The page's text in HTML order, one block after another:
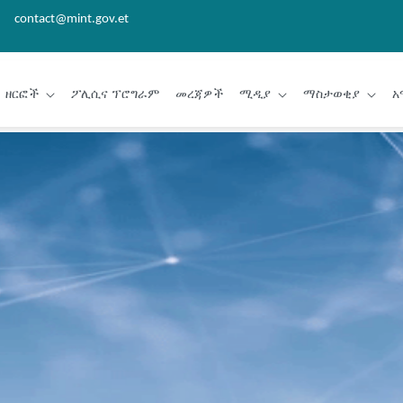
contact@mint.gov.et
ዘርፎች ፖሊሲና ፕሮግራም መረጃዎች ሚዲያ ማስታወቂያ